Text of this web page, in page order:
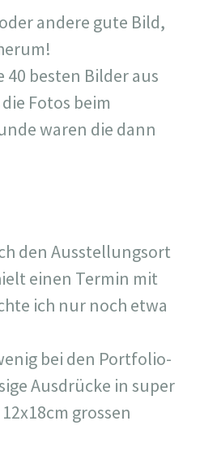
andere gute Bild,
besten Bilder aus
Fotos beim
waren die dann
den Ausstellungsort
einen Termin mit
ich nur noch etwa
bei den Portfolio-
Ausdrücke in super
grossen